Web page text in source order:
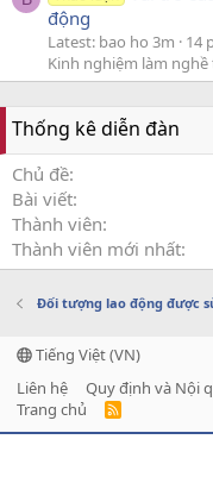
động
Latest: bao ho 3m
14
Kinh nghiệm làm
Thống kê diễn đàn
Chủ đề
Bài viết
Thành viên
Thành viên mới nhất
Đối tượng lao động được
Tiếng Việt (VN)
Liên hệ
Quy định và Nội
Trang chủ
R